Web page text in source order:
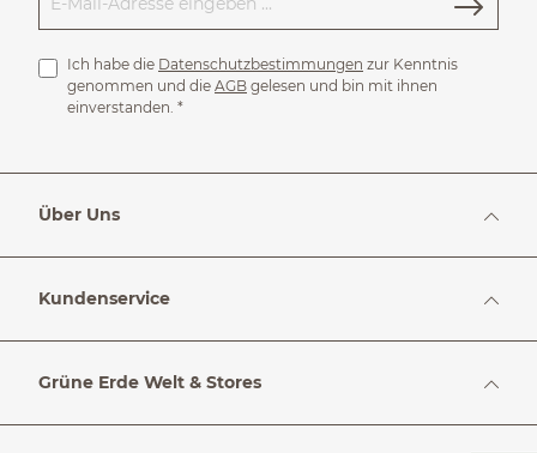
Ich habe die Datenschutzbestimmungen zur Kenntnis
genommen und die AGB gelesen und bin mit ihnen
einverstanden. *
Über Uns
Kundenservice
Grüne Erde Welt & Stores